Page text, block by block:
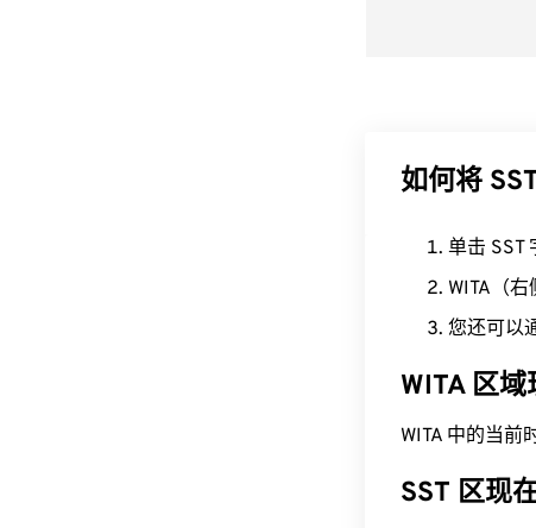
如何将
单击 SST
WITA（右
您还可以
WITA 区域
WITA 中的当
SST 区现